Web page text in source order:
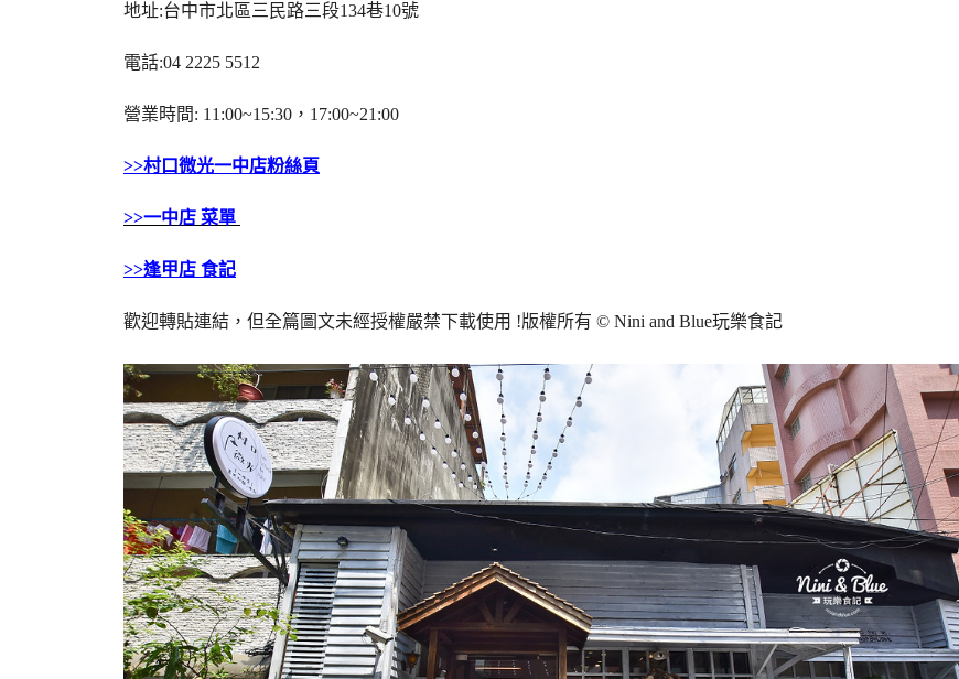
地址:台中市北區三民路三段134巷10號
電話:04 2225 5512
營業時間: 11:00~15:30，17:00~21:00
>>村口微光一中店粉絲頁
>>一中店 菜單
>>逢甲店 食記
歡迎轉貼連結，但全篇圖文未經授權嚴禁下載使用 !版權所有 © Nini and Blue玩樂食記